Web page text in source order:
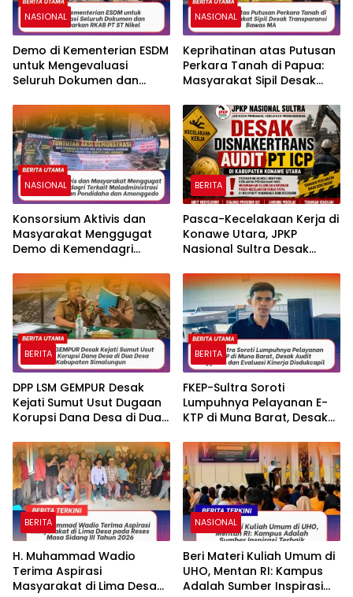
NASIONAL
Demo di Kementerian ESDM
untuk Mengevaluasi
Seluruh Dokumen dan
ST Nikel
NASIONAL
Keprihatinan atas Putusan
Perkara Tanah di Papua:
Masyarakat Sipil Desak
NASIONAL
Konsorsium Aktivis dan
Masyarakat Menggugat
Demo di Kemendagri
Batas Kecamatan
Pondidaha dan
Amonggedo
BERITA
Pasca-Kecelakaan Kerja di
Konawe Utara, JPKP
Nasional Sultra Desak
BERITA
DPP LSM GEMPUR Desak
Kejati Sumut Usut Dugaan
Korupsi Dana Desa di Dua
Simalungun
BERITA
FKEP-Sultra Soroti
Lumpuhnya Pelayanan E-
KTP di Muna Barat, Desak
Evaluasi Kinerja Disdukcapil
BERITA
H. Muhammad Wadio
Terima Aspirasi
Masyarakat di Lima Desa
NASIONAL
Beri Materi Kuliah Umum di
UHO, Mentan RI: Kampus
Adalah Sumber Inspirasi